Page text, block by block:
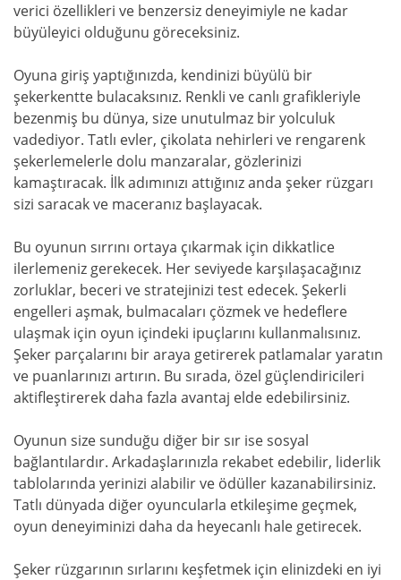
verici özellikleri ve benzersiz deneyimiyle ne kadar
büyüleyici olduğunu göreceksiniz.
Oyuna giriş yaptığınızda, kendinizi büyülü bir
şekerkentte bulacaksınız. Renkli ve canlı grafikleriyle
bezenmiş bu dünya, size unutulmaz bir yolculuk
vadediyor. Tatlı evler, çikolata nehirleri ve rengarenk
şekerlemelerle dolu manzaralar, gözlerinizi
kamaştıracak. İlk adımınızı attığınız anda şeker rüzgarı
sizi saracak ve maceranız başlayacak.
Bu oyunun sırrını ortaya çıkarmak için dikkatlice
ilerlemeniz gerekecek. Her seviyede karşılaşacağınız
zorluklar, beceri ve stratejinizi test edecek. Şekerli
engelleri aşmak, bulmacaları çözmek ve hedeflere
ulaşmak için oyun içindeki ipuçlarını kullanmalısınız.
Şeker parçalarını bir araya getirerek patlamalar yaratın
ve puanlarınızı artırın. Bu sırada, özel güçlendiricileri
aktifleştirerek daha fazla avantaj elde edebilirsiniz.
Oyunun size sunduğu diğer bir sır ise sosyal
bağlantılardır. Arkadaşlarınızla rekabet edebilir, liderlik
tablolarında yerinizi alabilir ve ödüller kazanabilirsiniz.
Tatlı dünyada diğer oyuncularla etkileşime geçmek,
oyun deneyiminizi daha da heyecanlı hale getirecek.
Şeker rüzgarının sırlarını keşfetmek için elinizdeki en iyi